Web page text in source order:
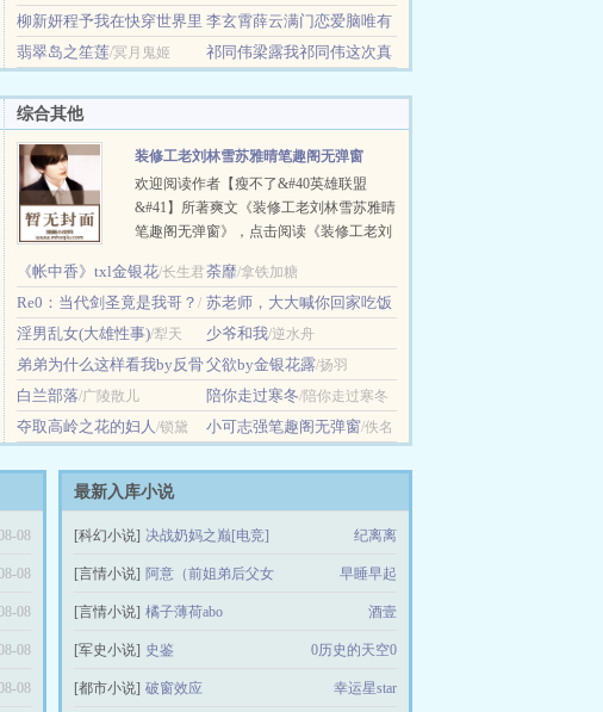
版阅读/白团子
柳新妍程予我在快穿世界里
收取灵魂当报酬/福禄草莓
李玄霄薛云满门恋爱脑唯有
小师弟正的发邪 /哀嚎的狂风
翡翠岛之笙莲/冥月鬼姬
祁同伟梁露我祁同伟这次真
综合其他
装修工老刘林雪苏雅晴笔趣阁无弹窗
欢迎阅读作者【瘦不了&#40英雄联盟
&#41】所著爽文《装修工老刘林雪苏雅晴
笔趣阁无弹窗》，点击阅读《装修工老刘
《帐中香》txl金银花/长生君
海棠
荼靡/拿铁加糖
Re0：当代剑圣竟是我哥？ /
摸鱼怪Zzz
苏老师，大大喊你回家吃饭
了/木糖哎
淫男乱女(大雄性事)/犁天 少爷和我/逆水舟
弟弟为什么这样看我by反骨
小狗/反骨小狗
父欲by金银花露/扬羽
白兰部落/广陵散儿 陪你走过寒冬/陪你走过寒冬
夺取高岭之花的妇人/锁黛 小可志强笔趣阁无弹窗/佚名
最新入库小说
[科幻小说] 决战奶妈之巅[电竞] 纪离离
[言情小说] 阿意（前姐弟后父女 早睡早起
[言情小说] 橘子薄荷abo 酒壹
[军史小说] 史鉴 0历史的天空0
[都市小说] 破窗效应 幸运星star
08
08
08
08
08